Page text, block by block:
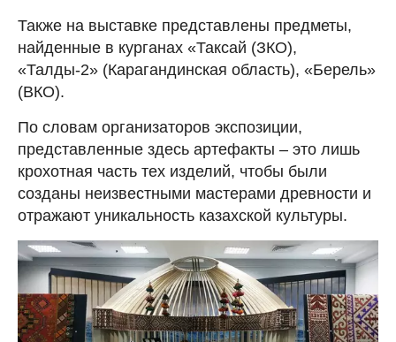
Также на выставке представлены предметы,
найденные в курганах «Таксай (ЗКО),
«Талды-2» (Карагандинская область), «Берель»
(ВКО).
По словам организаторов экспозиции,
представленные здесь артефакты – это лишь
крохотная часть тех изделий, чтобы были
созданы неизвестными мастерами древности и
отражают уникальность казахской культуры.